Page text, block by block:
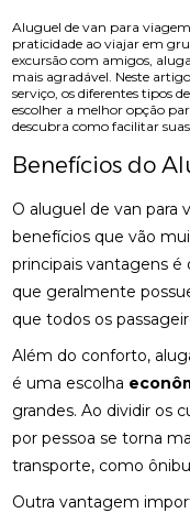
Aluguel de van para
praticidade ao viajar em
excursão com amigos,
mais agradável. Neste
serviço, os diferentes tipos
escolher a melhor opção
descubra como facilitar
Benefícios do
O aluguel de van para
benefícios que vão
principais vantagens é
que geralmente
que todos os
Além do conforto,
é uma escolha
grandes. Ao dividir os
por pessoa se torna
transporte, como
Outra vantagem